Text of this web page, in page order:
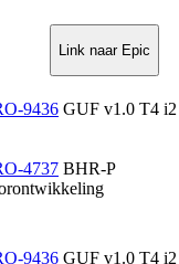
Link naar Epic
9436 GUF v1.0 T4 i2
4737 BHR-P
9436 GUF v1.0 T4 i2